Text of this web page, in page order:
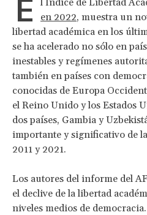
E
en 2022, muestra un
libertad académica en los
se ha acelerado no sólo en
inestables y regímenes
también en países con
conocidas de Europa
el Reino Unido y los Estados
dos países, Gambia y
importante y significativo de
2011 y 2021.
Los autores del informe del
el declive de la libertad
niveles medios de